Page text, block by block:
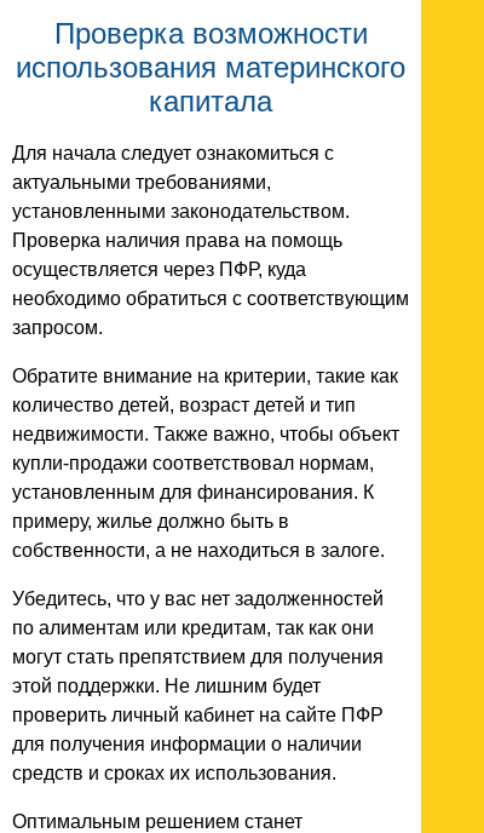
Проверка возможности
использования материнского
капитала
Для начала следует ознакомиться с
актуальными требованиями,
установленными законодательством.
Проверка наличия права на помощь
осуществляется через ПФР, куда
необходимо обратиться с соответствующим
запросом.
Обратите внимание на критерии, такие как
количество детей, возраст детей и тип
недвижимости. Также важно, чтобы объект
купли-продажи соответствовал нормам,
установленным для финансирования. К
примеру, жилье должно быть в
собственности, а не находиться в залоге.
Убедитесь, что у вас нет задолженностей
по алиментам или кредитам, так как они
могут стать препятствием для получения
этой поддержки. Не лишним будет
проверить личный кабинет на сайте ПФР
для получения информации о наличии
средств и сроках их использования.
Оптимальным решением станет